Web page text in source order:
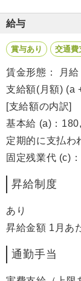
給与
賞与あり 交通費
賃金形態： 月給
支給額(月額) (a
[支給額の内訳]
基本給 (a)：
定期的に支払わ
固定残業代 (c)
昇給制度
あり
昇給金額 1月あ
通勤手当